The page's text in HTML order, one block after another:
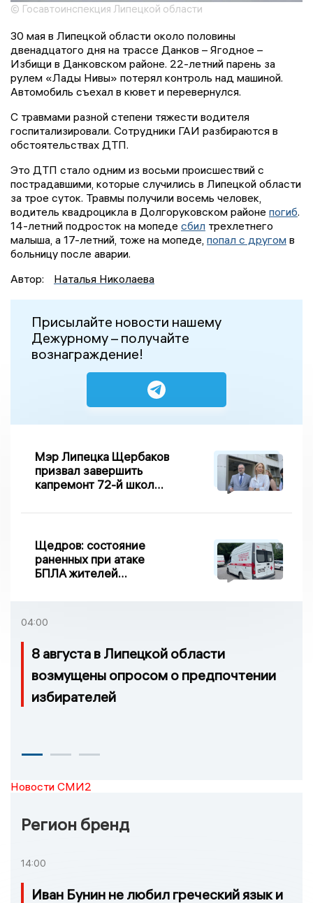
© Госавтоинспекция Липецкой области
30 мая в Липецкой области около половины
двенадцатого дня на трассе Данков – Ягодное –
Избищи в Данковском районе. 22-летний парень за
рулем «Лады Нивы» потерял контроль над машиной.
Автомобиль съехал в кювет и перевернулся.
С травмами разной степени тяжести водителя
госпитализировали. Сотрудники ГАИ разбираются в
обстоятельствах ДТП.
Это ДТП стало одним из восьми происшествий с
пострадавшими, которые случились в Липецкой области
за трое суток. Травмы получили восемь человек,
водитель квадроцикла в Долгоруковском районе погиб.
14-летний подросток на мопеде сбил трехлетнего
малыша, а 17-летний, тоже на мопеде, попал с другом в
больницу после аварии.
Автор:
Наталья Николаева
Присылайте новости нашему
Дежурному – получайте
вознаграждение!
Мэр Липецка Щербаков
призвал завершить
капремонт 72-й школы
Щедров: состояние
раненных при атаке
БПЛА жителей
04:00
8 августа в Липецкой области
возмущены опросом о предпочтении
избирателей
Новости СМИ2
Регион бренд
14:00
Иван Бунин не любил греческий язык и